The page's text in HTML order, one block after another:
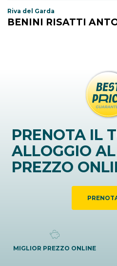
Riva del Garda
BENINI RISATTI
PRENOTA IL
ALLOGGIO
PREZZO
MIGLIOR PREZZO ONLINE